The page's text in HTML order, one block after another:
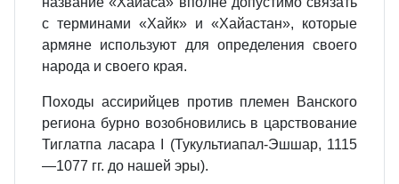
с терминами «Хайк» и «Хайастан», которые
армяне используют для определения своего
народа и своего края.
Походы ассирийцев против племен Ванского
региона бурно возобновились в царствование
Тиглатпа ласара I (Тукультиапал-Эшшар, 1115
—1077 гг. до нашей эры).